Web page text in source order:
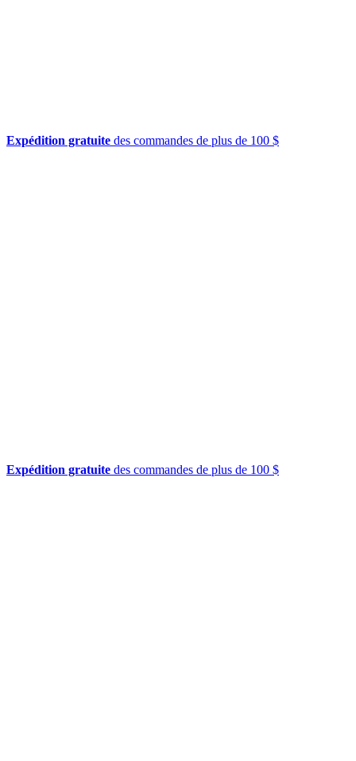
Expédition gratuite des commandes de plus de 100 $
Expédition gratuite des commandes de plus de 100 $